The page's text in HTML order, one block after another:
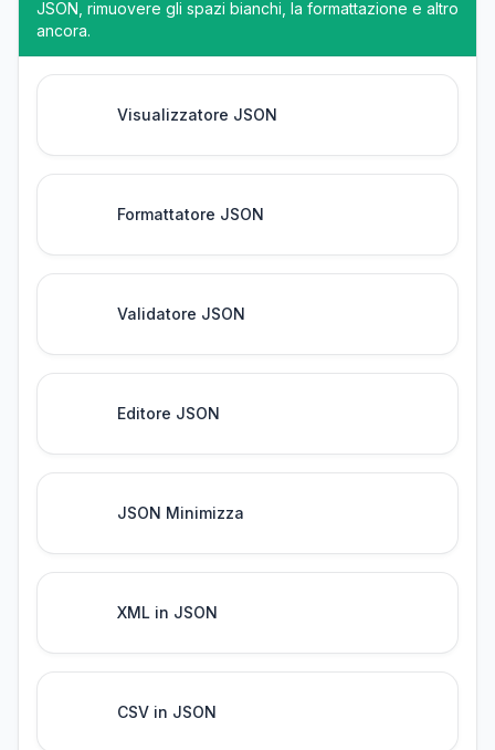
JSON, rimuovere gli spazi bianchi, la formattazione e altro
ancora.
Visualizzatore JSON
Formattatore JSON
Validatore JSON
Editore JSON
JSON Minimizza
XML in JSON
CSV in JSON